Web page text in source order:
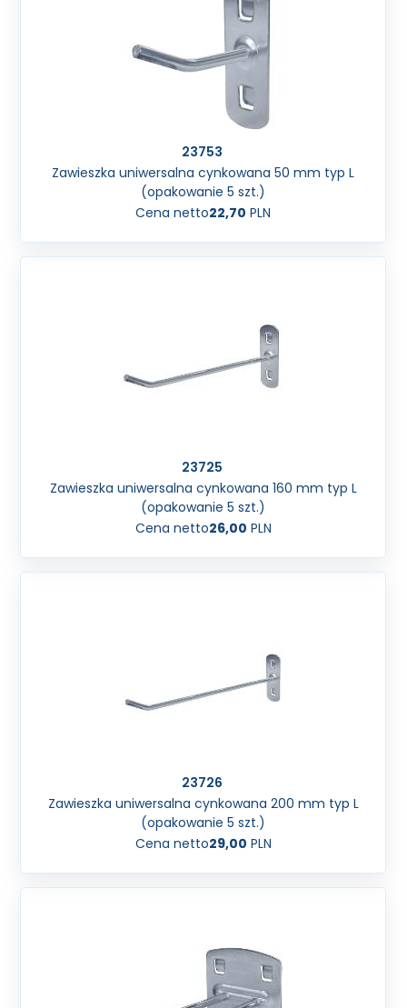
23753
Zawieszka uniwersalna cynkowana 50 mm typ L
(opakowanie 5 szt.)
Cena netto22,70 PLN
23725
Zawieszka uniwersalna cynkowana 160 mm typ L
(opakowanie 5 szt.)
Cena netto26,00 PLN
23726
Zawieszka uniwersalna cynkowana 200 mm typ L
(opakowanie 5 szt.)
Cena netto29,00 PLN